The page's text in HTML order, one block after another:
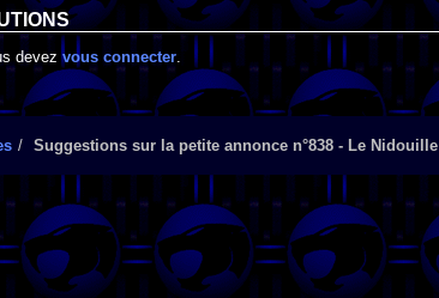
devezvous connecter.
Suggestions sur la petite annonce n°838 - Le Nidouille